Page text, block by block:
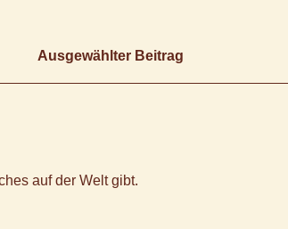
Ausgewählter Beitrag
auf der Welt gibt.